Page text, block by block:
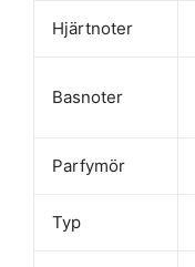
Hjärtnoter
Basnoter
Parfymör
Typ